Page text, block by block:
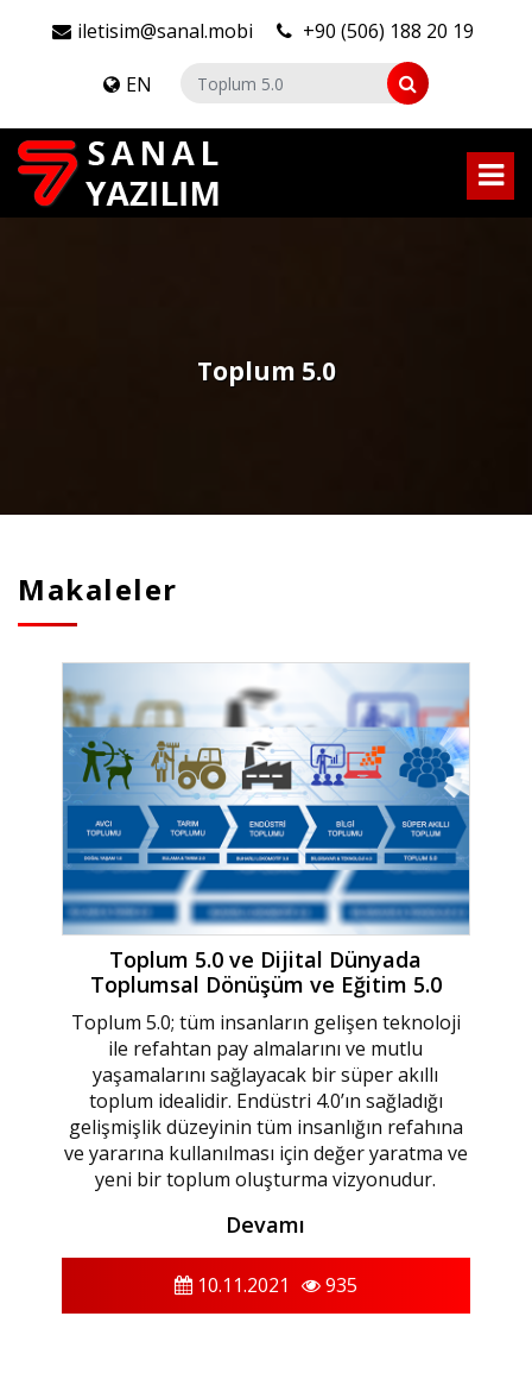
iletisim@sanal.mobi +90 (506) 188 20 19
EN
Toplum 5.0
Makaleler
Toplum 5.0 ve Dijital Dünyada
Toplumsal Dönüşüm ve Eğitim 5.0
Toplum 5.0; tüm insanların gelişen teknoloji
ile refahtan pay almalarını ve mutlu
yaşamalarını sağlayacak bir süper akıllı
toplum idealidir. Endüstri 4.0’ın sağladığı
gelişmişlik düzeyinin tüm insanlığın refahına
ve yararına kullanılması için değer yaratma ve
yeni bir toplum oluşturma vizyonudur.
Devamı
10.11.2021 935